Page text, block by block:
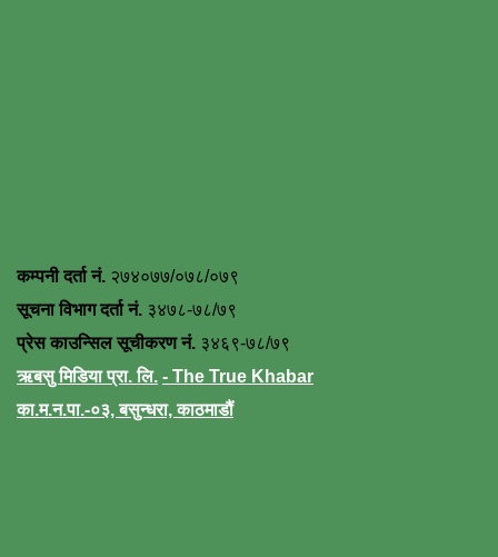
कम्पनी दर्ता नं. २७४०७७/०७८/०७९
सूचना विभाग दर्ता नं. ३४७८-७८/७९
प्रेस काउन्सिल सूचीकरण नं. ३४६९-७८/७९
ऋबसु मिडिया प्रा. लि. - The True Khabar
का.म.न.पा.-०३, बसुन्धरा, काठमाडौं